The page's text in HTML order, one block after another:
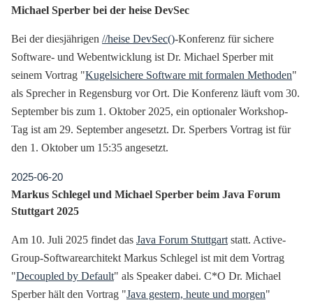
Michael Sperber bei der heise DevSec
Bei der diesjährigen //heise DevSec()-Konferenz für sichere
Software- und Webentwicklung ist Dr. Michael Sperber mit
seinem Vortrag "Kugelsichere Software mit formalen Methoden"
als Sprecher in Regensburg vor Ort. Die Konferenz läuft vom 30.
September bis zum 1. Oktober 2025, ein optionaler Workshop-
Tag ist am 29. September angesetzt. Dr. Sperbers Vortrag ist für
den 1. Oktober um 15:35 angesetzt.
2025-06-20
Markus Schlegel und Michael Sperber beim Java Forum
Stuttgart 2025
Am 10. Juli 2025 findet das Java Forum Stuttgart statt. Active-
Group-Softwarearchitekt Markus Schlegel ist mit dem Vortrag
"Decoupled by Default" als Speaker dabei. C*O Dr. Michael
Sperber hält den Vortrag "Java gestern, heute und morgen"